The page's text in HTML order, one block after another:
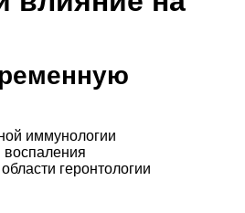
иммунологии
воспаления
геронтологии